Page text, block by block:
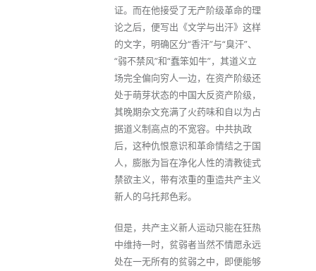
证。而在他接受了无产阶级革命的理
论之后，便写出《文学与出汗》这样
的文字，明确区分“香汗”与“臭汗”、
“弱不禁风”和“蠢笨如牛”，其道义立
场完全偏向穷人一边，在资产阶级还
处于萌芽状态的中国大反资产阶级，
其晚期杂文充满了火药味和自以为占
据道义制高点的不宽容。中共执政
后，这种仇恨意识和革命情结之于国
人，膨胀为旨在净化人性的清教徒式
禁欲主义，带有浓重的重造共产主义
新人的乌托邦色彩。
但是，共产主义新人运动只能在狂热
中维持一时，贫弱者当然不情愿永远
处在一无所有的贫弱之中，即便能够